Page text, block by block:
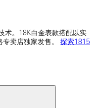
术。18K白金表款搭配以实
卖店独家发售。 探索1815